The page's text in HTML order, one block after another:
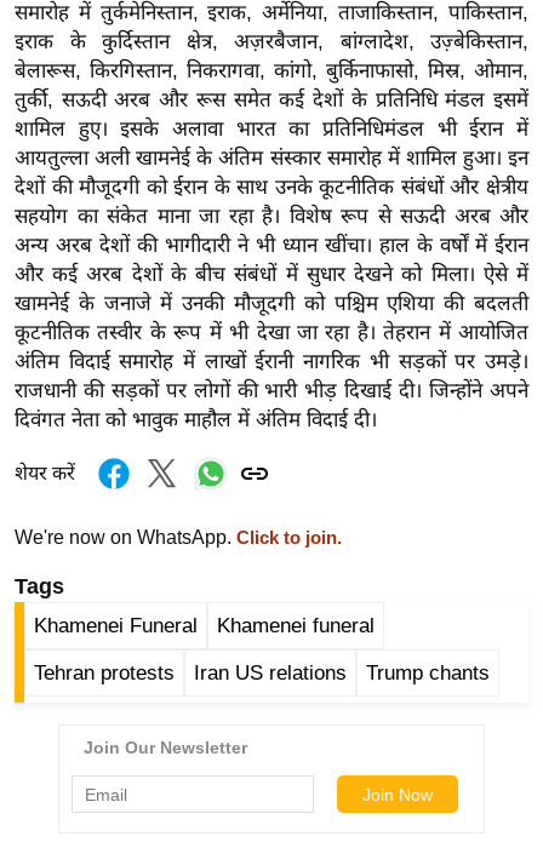
स
मी
क्षा
B
r
e
a
k
i
n
g
N
e
w
इ
स्टा
इ
समारोह में तुर्कमेनिस्तान, इराक, अर्मेनिया, ताजाकिस्तान, पाकिस्तान,
इराक के कुर्दिस्तान क्षेत्र, अज़रबैजान, बांग्लादेश, उज़्बेकिस्तान,
बेलारूस, किरगिस्तान, निकरागवा, कांगो, बुर्किनाफासो, मिस्र, ओमान,
तुर्की, सऊदी अरब और रूस समेत कई देशों के प्रतिनिधि मंडल इसमें
शामिल हुए। इसके अलावा भारत का प्रतिनिधिमंडल भी ईरान में
आयतुल्ला अली खामनेई के अंतिम संस्कार समारोह में शामिल हुआ। इन
देशों की मौजूदगी को ईरान के साथ उनके कूटनीतिक संबंधों और क्षेत्रीय
सहयोग का संकेत माना जा रहा है। विशेष रूप से सऊदी अरब और
अन्य अरब देशों की भागीदारी ने भी ध्यान खींचा। हाल के वर्षों में ईरान
और कई अरब देशों के बीच संबंधों में सुधार देखने को मिला। ऐसे में
खामनेई के जनाजे में उनकी मौजूदगी को पश्चिम एशिया की बदलती
कूटनीतिक तस्वीर के रूप में भी देखा जा रहा है। तेहरान में आयोजित
अंतिम विदाई समारोह में लाखों ईरानी नागरिक भी सड़कों पर उमड़े।
राजधानी की सड़कों पर लोगों की भारी भीड़ दिखाई दी। जिन्होंने अपने
दिवंगत नेता को भावुक माहौल में अंतिम विदाई दी।
शेयर करें
We're now on WhatsApp. Click to join.
Tags
Khamenei Funeral Khamenei funeral
Tehran protests Iran US relations Trump chants